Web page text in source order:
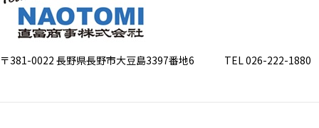
〒381-0022 長野県長野市大豆島3397番地6 TEL 026-222-1880